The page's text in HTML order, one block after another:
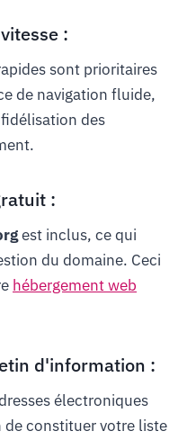
:
sont prioritaires
de navigation fluide,
des
:
est inclus, ce qui
du domaine. Ceci
hébergement web
d'information :
électroniques
de constituer votre liste